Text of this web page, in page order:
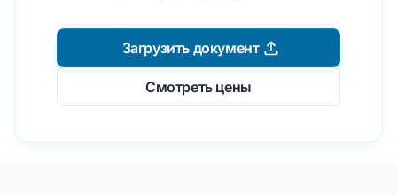
Загрузить документ
Смотреть цены